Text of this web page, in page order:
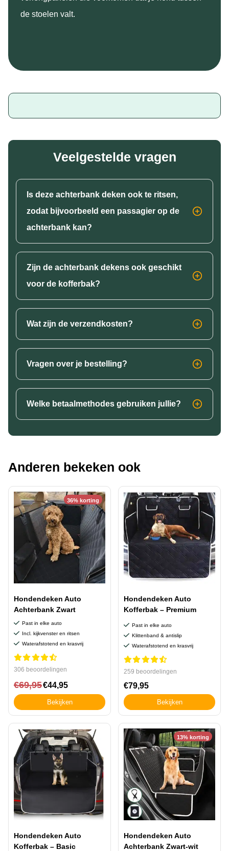
de stoelen valt.
Veelgestelde vragen
Is deze achterbank deken ook te ritsen,
zodat bijvoorbeeld een passagier op de
achterbank kan?
Zijn de achterbank dekens ook geschikt
voor de kofferbak?
Wat zijn de verzendkosten?
Vragen over je bestelling?
Welke betaalmethodes gebruiken jullie?
Anderen bekeken ook
36% korting
Hondendeken Auto
Achterbank Zwart
Past in elke auto
Incl. kijkvenster en ritsen
Waterafstotend en krasvrij
306 beoordelingen
€69,95€44,95
Bekijken
Hondendeken Auto
Kofferbak – Premium
Past in elke auto
Klittenband & antislip
Waterafstotend en krasvrij
259 beoordelingen
€79,95
Bekijken
Hondendeken Auto
Kofferbak – Basic
13% korting
Hondendeken Auto
Achterbank Zwart-wit